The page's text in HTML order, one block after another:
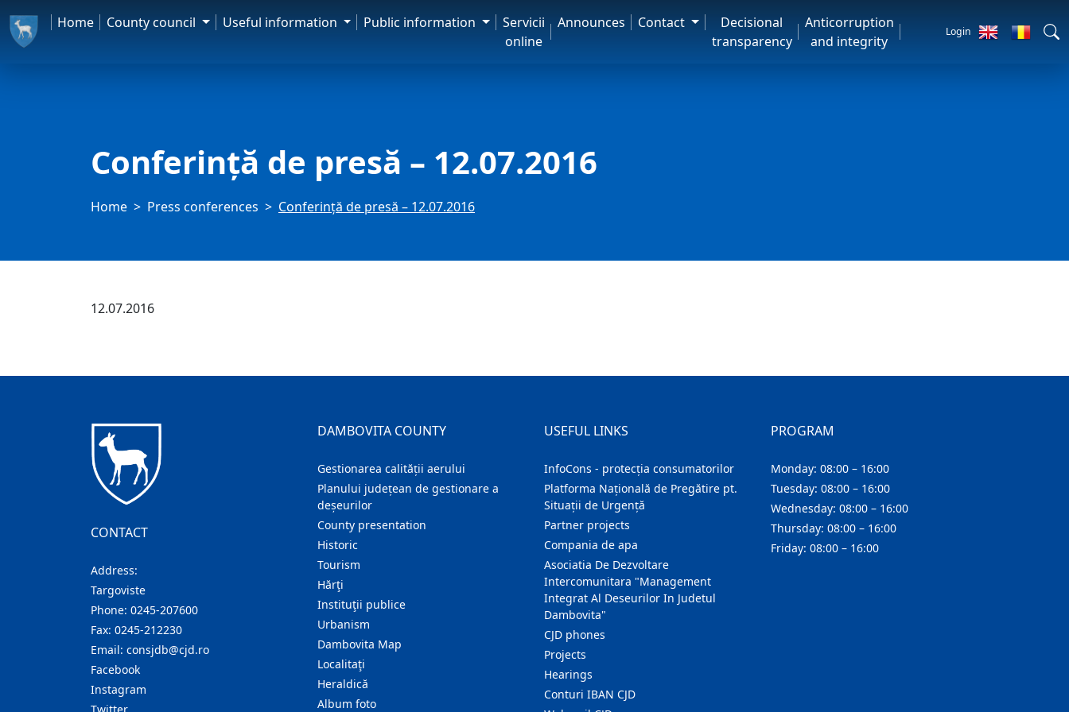
Home County council Useful information Public information
Servicii
online
Announces Contact
Decisional
transparency
Anticorruption
and integrity
Login
Conferință de presă – 12.07.2016
Home Press conferences Conferință de presă – 12.07.2016
12.07.2016
CONTACT
Address:
Targoviste
Phone: 0245-207600
Fax: 0245-212230
Email: consjdb@cjd.ro
Facebook
Instagram
DAMBOVITA COUNTY
Gestionarea calității aerului
Planului județean de gestionare a
deșeurilor
County presentation
Historic
Tourism
Hărţi
Instituţii publice
Urbanism
Dambovita Map
Localitaţi
Heraldică
Album foto
USEFUL LINKS
InfoCons - protecția consumatorilor
Platforma Națională de Pregătire pt.
Situații de Urgență
Partner projects
Compania de apa
Asociatia De Dezvoltare
Intercomunitara "Management
Integrat Al Deseurilor In Judetul
Dambovita"
CJD phones
Projects
Hearings
Conturi IBAN CJD
PROGRAM
Monday: 08:00 – 16:00
Tuesday: 08:00 – 16:00
Wednesday: 08:00 – 16:00
Thursday: 08:00 – 16:00
Friday: 08:00 – 16:00